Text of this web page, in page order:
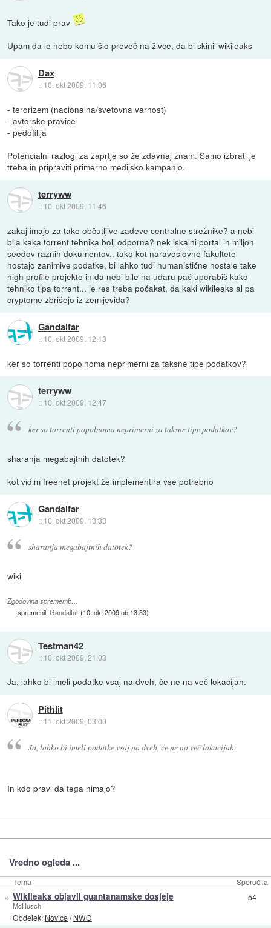
Tako je tudi prav
Upam da le nebo komu šlo preveč na živce, da bi skinil wikileaks
Dax
:: 10. okt 2009, 11:06
- terorizem (nacionalna/svetovna varnost)
- avtorske pravice
- pedofilija
Potencialni razlogi za zaprtje so že zdavnaj znani. Samo izbrati je
treba in pripraviti primerno medijsko kampanjo.
terryww
:: 10. okt 2009, 11:46
zakaj imajo za take občutljive zadeve centralne strežnike? a nebi
bila kaka torrent tehnika bolj odporna? nek iskalni portal in miljon
seedov raznih dokumentov.. tako kot naravoslovne fakultete
hostajo zanimive podatke, bi lahko tudi humanistične hostale take
high profile projekte in da nebi bile na udaru pač uporabiš kako
tehniko tipa torrent... je res treba počakat, da kaki wikileaks al pa
cryptome zbrišejo iz zemljevida?
Gandalfar
:: 10. okt 2009, 12:13
ker so torrenti popolnoma neprimerni za taksne tipe podatkov?
terryww
:: 10. okt 2009, 12:47
ker so torrenti popolnoma neprimerni za taksne tipe podatkov?
sharanja megabajtnih datotek?
kot vidim freenet projekt že implementira vse potrebno
Gandalfar
:: 10. okt 2009, 13:33
sharanja megabajtnih datotek?
wiki
Zgodovina sprememb…
spremenil:Gandalfar(10. okt 2009 ob 13:33)
Testman42
:: 10. okt 2009, 21:03
Ja, lahko bi imeli podatke vsaj na dveh, če ne na več lokacijah.
Pithlit
:: 11. okt 2009, 03:00
Ja, lahko bi imeli podatke vsaj na dveh, če ne na več lokacijah.
In kdo pravi da tega nimajo?
Vredno ogleda ...
Tema Sporočila
» Wikileaks objavil guantanamske dosjeje
McHusch
Oddelek: Novice/NWO
54